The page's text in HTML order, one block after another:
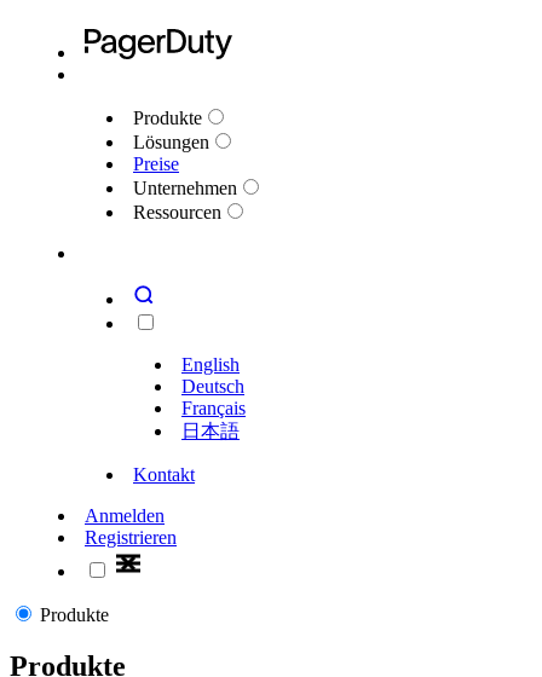
Produkte
Lösungen
Preise
Unternehmen
Ressourcen
English
Deutsch
Français
日本語
Kontakt
Anmelden
Registrieren
Produkte
Produkte